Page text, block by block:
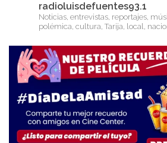
radioluisdefuentes93.1
Noticias, entrevistas, reportajes,
polémica, cultura, Tarija, local,